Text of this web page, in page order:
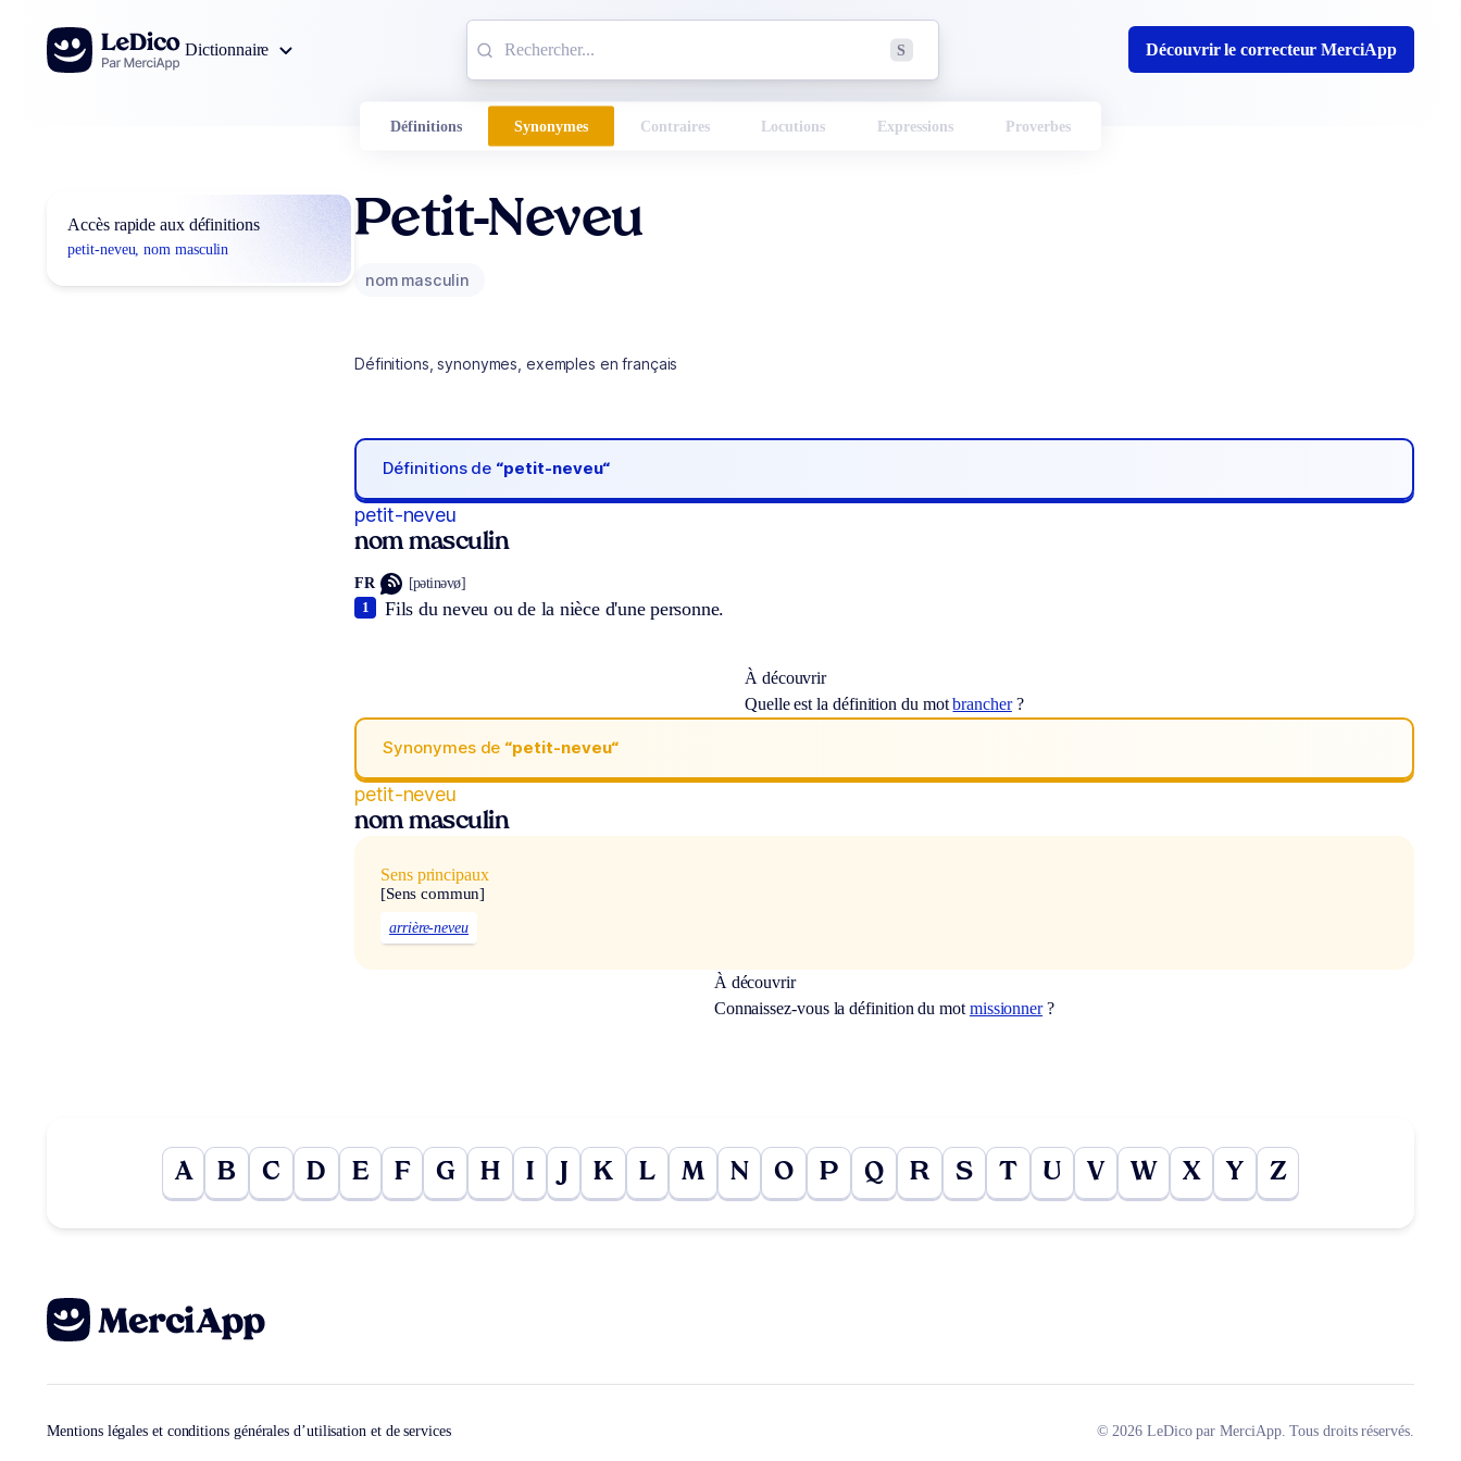
Aller au contenu
Dictionnaire
S Découvrir le correcteur MerciApp
Définitions Synonymes Contraires Locutions Expressions Proverbes
Accès rapide aux définitions
petit-neveu, nom masculin
Petit-Neveu
nom masculin
Définitions, synonymes, exemples en français
Définitions de “petit-neveu“
petit-neveu
nom masculin
FR [pətinəvø]
Fils du neveu ou de la nièce d'une personne.
1
À découvrir
Quelle est la définition du motbrancher?
Synonymes de “petit-neveu“
petit-neveu
nom masculin
Sens principaux
[Sens commun]
arrière-neveu
À découvrir
Connaissez-vous la définition du mot missionner?
A B C D E F G H I J K L M N O P Q R S T U V W X Y Z
Mentions légales et conditions générales d’utilisation et de services © 2026 LeDico par MerciApp. Tous droits réservés.